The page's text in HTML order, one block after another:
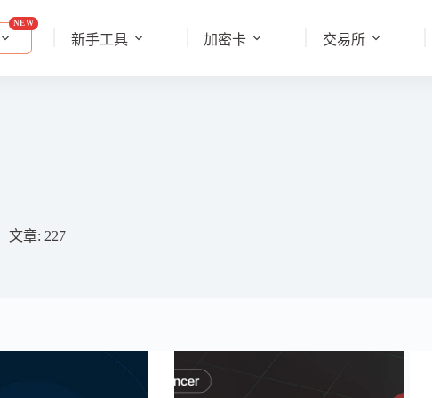
新手工具 加密卡 交易所
文章: 227